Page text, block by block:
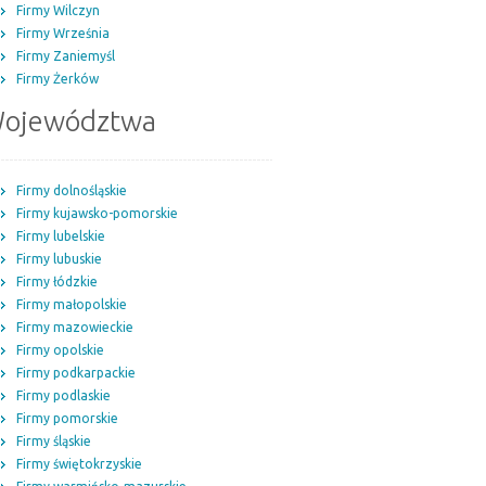
Firmy Wilczyn
Firmy Września
Firmy Zaniemyśl
Firmy Żerków
Firmy dolnośląskie
Firmy kujawsko-pomorskie
Firmy lubelskie
Firmy lubuskie
Firmy łódzkie
Firmy małopolskie
Firmy mazowieckie
Firmy opolskie
Firmy podkarpackie
Firmy podlaskie
Firmy pomorskie
Firmy śląskie
Firmy świętokrzyskie